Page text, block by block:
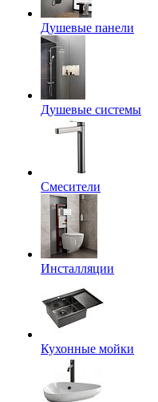
Душевые панели
Душевые системы
Смесители
Инсталляции
Кухонные мойки